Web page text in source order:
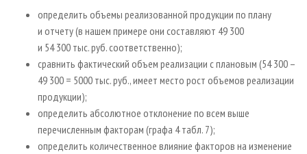
определить объемы реализованной продукции по плану
и отчету (в нашем примере они составляют 49 300
и 54 300 тыс. руб. соответственно);
сравнить фактический объем реализации с плановым (54 300 –
49 300 = 5000 тыс. руб., имеет место рост объемов реализации
продукции);
определить абсолютное отклонение по всем выше
перечисленным факторам (графа 4 табл. 7);
определить количественное влияние факторов на изменение